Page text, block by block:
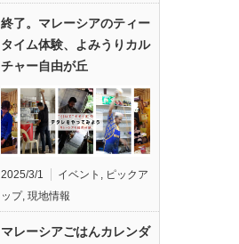
終了。マレーシアのティー
タイム体験、よみうりカル
チャー自由が丘
2025/3/1 イベント , ピックア
ップ, 現地情報
マレーシアごはんカレンダ